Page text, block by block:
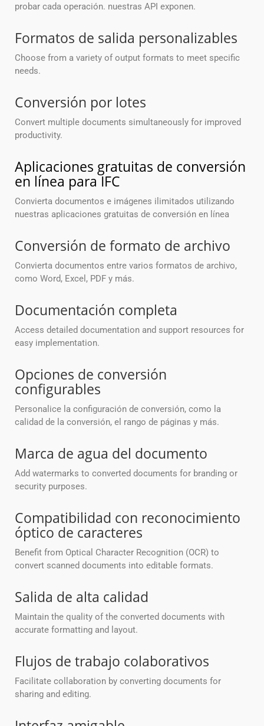
probar cada operación. nuestras API exponen.
Formatos de salida personalizables
Choose from a variety of output formats to meet specific
needs.
Conversión por lotes
Convert multiple documents simultaneously for improved
productivity.
Aplicaciones gratuitas de conversión
en línea para IFC
Convierta documentos e imágenes ilimitados utilizando
nuestras aplicaciones gratuitas de conversión en línea
Conversión de formato de archivo
Convierta documentos entre varios formatos de archivo,
como Word, Excel, PDF y más.
Documentación completa
Access detailed documentation and support resources for
easy implementation.
Opciones de conversión
configurables
Personalice la configuración de conversión, como la
calidad de la conversión, el rango de páginas y más.
Marca de agua del documento
Add watermarks to converted documents for branding or
security purposes.
Compatibilidad con reconocimiento
óptico de caracteres
Benefit from Optical Character Recognition (OCR) to
convert scanned documents into editable formats.
Salida de alta calidad
Maintain the quality of the converted documents with
accurate formatting and layout.
Flujos de trabajo colaborativos
Facilitate collaboration by converting documents for
sharing and editing.